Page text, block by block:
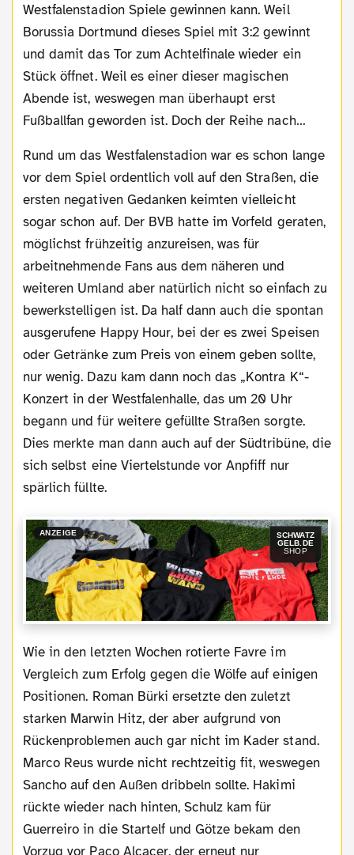
Westfalenstadion Spiele gewinnen kann. Weil
Borussia Dortmund dieses Spiel mit 3:2 gewinnt
und damit das Tor zum Achtelfinale wieder ein
Stück öffnet. Weil es einer dieser magischen
Abende ist, weswegen man überhaupt erst
Fußballfan geworden ist. Doch der Reihe nach…
Rund um das Westfalenstadion war es schon lange
vor dem Spiel ordentlich voll auf den Straßen, die
ersten negativen Gedanken keimten vielleicht
sogar schon auf. Der BVB hatte im Vorfeld geraten,
möglichst frühzeitig anzureisen, was für
arbeitnehmende Fans aus dem näheren und
weiteren Umland aber natürlich nicht so einfach zu
bewerkstelligen ist. Da half dann auch die spontan
ausgerufene Happy Hour, bei der es zwei Speisen
oder Getränke zum Preis von einem geben sollte,
nur wenig. Dazu kam dann noch das „Kontra K“-
Konzert in der Westfalenhalle, das um 20 Uhr
begann und für weitere gefüllte Straßen sorgte.
Dies merkte man dann auch auf der Südtribüne, die
sich selbst eine Viertelstunde vor Anpfiff nur
spärlich füllte.
ANZEIGE
SCHWATZ
GELB.DE
SHOP
Wie in den letzten Wochen rotierte Favre im
Vergleich zum Erfolg gegen die Wölfe auf einigen
Positionen. Roman Bürki ersetzte den zuletzt
starken Marwin Hitz, der aber aufgrund von
Rückenproblemen auch gar nicht im Kader stand.
Marco Reus wurde nicht rechtzeitig fit, weswegen
Sancho auf den Außen dribbeln sollte. Hakimi
rückte wieder nach hinten, Schulz kam für
Guerreiro in die Startelf und Götze bekam den
Vorzug vor Paco Alcacer, der erneut nur